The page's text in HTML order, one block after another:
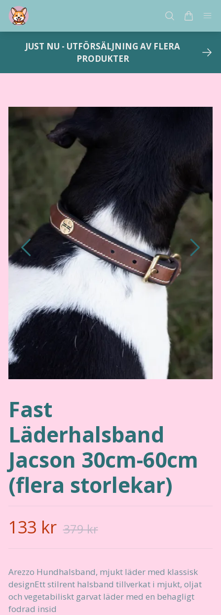
JUST NU - UTFÖRSÄLJNING AV FLERA
PRODUKTER
Fast
Läderhalsband
Jacson 30cm-60cm
(flera storlekar)
133 kr 379 kr
Arezzo Hundhalsband, mjukt läder med klassisk
designEtt stilrent halsband tillverkat i mjukt, oljat
och vegetabiliskt garvat läder med en behagligt
fodrad insid